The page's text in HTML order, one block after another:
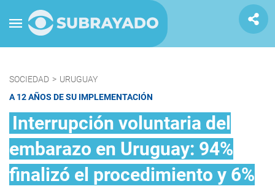
SOCIEDAD > URUGUAY
A 12 AÑOS DE SU IMPLEMENTACIÓN
Interrupción voluntaria del
embarazo en Uruguay: 94%
finalizó el procedimiento y 6%